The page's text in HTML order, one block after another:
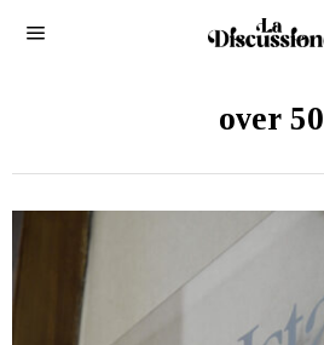
over 50